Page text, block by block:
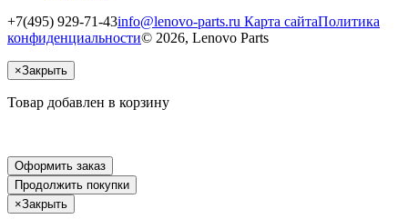
+7(495) 929-71-43info@lenovo-parts.ru Карта сайтаПолитика
конфиденциальности© 2026, Lenovo Parts
×Закрыть
Товар добавлен в корзину
Оформить заказ
Продолжить покупки
×Закрыть